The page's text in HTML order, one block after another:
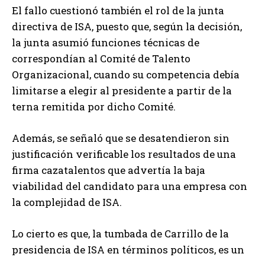
El fallo cuestionó también el rol de la junta
directiva de ISA, puesto que, según la decisión,
la junta asumió funciones técnicas de
correspondían al Comité de Talento
Organizacional, cuando su competencia debía
limitarse a elegir al presidente a partir de la
terna remitida por dicho Comité.
Además, se señaló que se desatendieron sin
justificación verificable los resultados de una
firma cazatalentos que advertía la baja
viabilidad del candidato para una empresa con
la complejidad de ISA.
Lo cierto es que, la tumbada de Carrillo de la
presidencia de ISA en términos políticos, es un